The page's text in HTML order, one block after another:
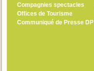
Compagnies spectacles
Offices de Tourisme
Communiqué de Presse DP